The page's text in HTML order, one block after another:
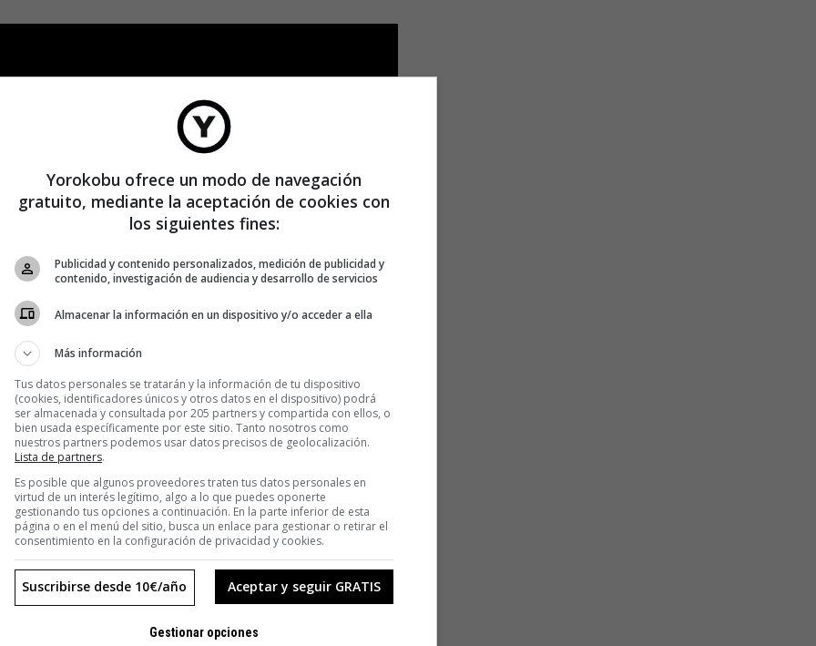
en el tiempo. En un futuro indeterminado la humanidad
de transferir consciencias no a un dispositivo, sino a
especie de organización jerarquizada al estilo militar,
cambiar las cosas que condujeron a la práctica
conciencia delhuésped, eliminando a esa persona. Es por
a personas que están a punto de morir de forma
Yorokobu ofrece un modo de navegación
gratuito, mediante la aceptación de cookies con
los siguientes fines:
Publicidad y contenido personalizados, medición de publicidad y
contenido, investigación de audiencia y desarrollo de servicios
Almacenar la información en un dispositivo y/o acceder a ella
Más información
Tus datos personales se tratarán y la información de tu dispositivo
(cookies, identificadores únicos y otros datos en el dispositivo) podrá
ser almacenada y consultada por 205 partners y compartida con ellos, o
bien usada específicamente por este sitio. Tanto nosotros como
nuestros partners podemos usar datos precisos de geolocalización.
Lista de partners.
Es posible que algunos proveedores traten tus datos personales en
virtud de un interés legítimo, algo a lo que puedes oponerte
gestionando tus opciones a continuación. En la parte inferior de esta
página o en el menú del sitio, busca un enlace para gestionar o retirar el
consentimiento en la configuración de privacidad y cookies.
Aceptar y seguir GRATIS
Suscribirse desde 10€/año
Gestionar opciones